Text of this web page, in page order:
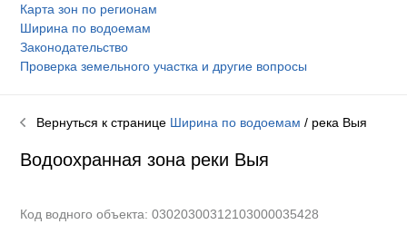
Карта зон по регионам
Ширина по водоемам
Законодательство
Проверка земельного участка и другие вопросы
Вернуться к странице Ширина по водоемам / река Выя
Водоохранная зона реки Выя
Код водного объекта: 03020300312103000035428